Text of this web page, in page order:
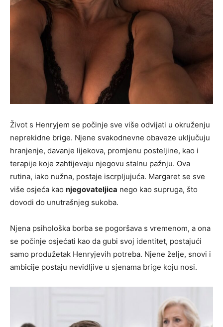
Život s Henryjem se počinje sve više odvijati u okruženju
neprekidne brige. Njene svakodnevne obaveze uključuju
hranjenje, davanje lijekova, promjenu posteljine, kao i
terapije koje zahtijevaju njegovu stalnu pažnju. Ova
rutina, iako nužna, postaje iscrpljujuća. Margaret se sve
više osjeća kao njegovateljica nego kao supruga, što
dovodi do unutrašnjeg sukoba.
Njena psihološka borba se pogoršava s vremenom, a ona
se počinje osjećati kao da gubi svoj identitet, postajući
samo produžetak Henryjevih potreba. Njene želje, snovi i
ambicije postaju nevidljive u sjenama brige koju nosi.